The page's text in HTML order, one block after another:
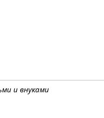
и внуками